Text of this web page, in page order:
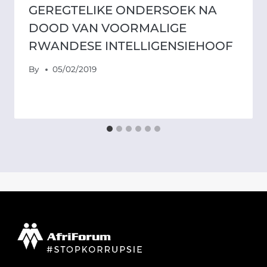
GEREGTELIKE ONDERSOEK NA
DOOD VAN VOORMALIGE
RWANDESE INTELLIGENSIEHOOF
By 05/02/2019